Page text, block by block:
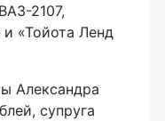
ВАЗ-2107,
«Тойота Ленд
Александра
супруга